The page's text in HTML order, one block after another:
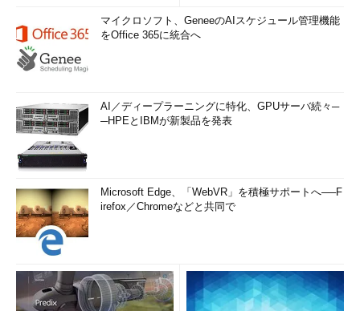
マイクロソフト、GeneeのAIスケジュール管理機能
をOffice 365に統合へ
AI／ディープラーニングに特化、GPUサーバ続々─
─HPEとIBMが新製品を発表
Microsoft Edge、「WebVR」を積極サポートへ──F
irefox／Chromeなどと共同で